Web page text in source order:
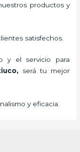
productos y
satisfechos.
y el servicio para
será tu mejor
y eficacia.